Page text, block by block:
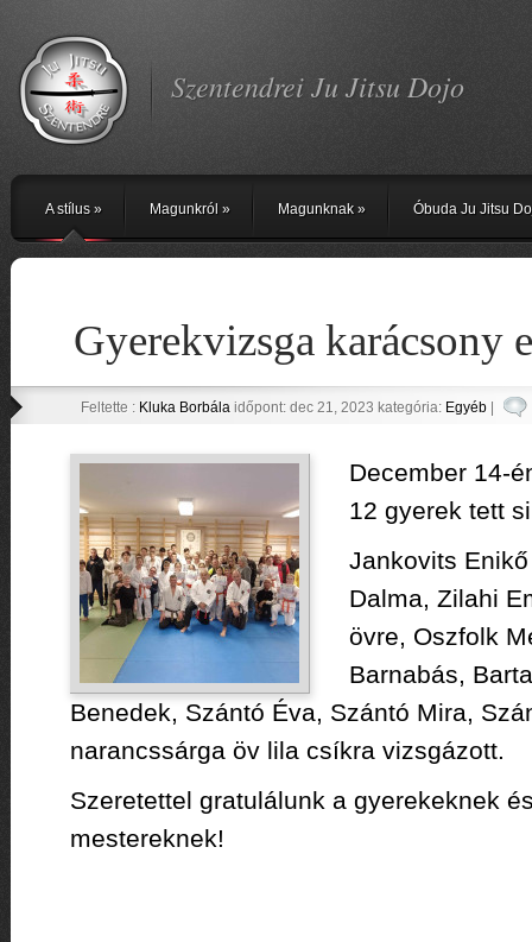
Szentendrei Ju Jitsu Dojo
A stílus» Magunkról » Magunknak» Óbuda Ju Jitsu
Gyerekvizsga karácsony
Feltette : Kluka Borbálaidőpont: dec 21, 2023 kategória: Egyéb|
December 14-
12 gyerek tett
Jankovits
Dalma, Zilahi
övre, Oszfolk
Barnabás,
Benedek, Szántó Éva, Szántó Mira,
narancssárga öv lila csíkra vizsgázott.
Szeretettel gratulálunk a gyerekeknek
mestereknek!